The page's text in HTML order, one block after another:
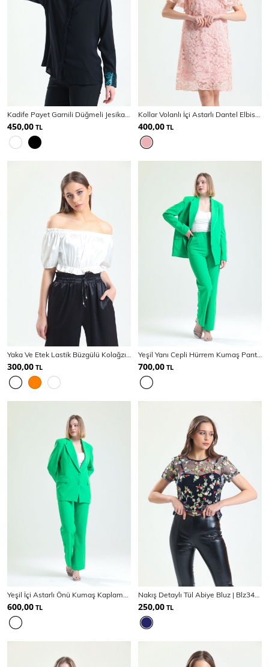
Kadife Payet Garnili Düğmeli Jesika Gömlek | Gml34515
450,00 TL
Kollar Volanlı İçi Astarlı Dantel Elbise | Elb33541
400,00 TL
Yaka Ve Etek Lastik Büzgülü Kolağzı Lastikli Saten Bluz | Blz34216
300,00 TL
Yeşil Yanı Cepli Hürrem Kumaş Pantolon | Pnt34297
700,00 TL
Yeşil İçi Astarlı Önü Kumaş Kaplama Hürrem Ceket | Ckt34296
600,00 TL
Nakış Detaylı Tül Abiye Bluz | Blz34327
250,00 TL